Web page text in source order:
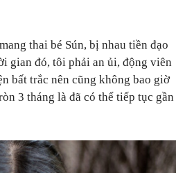
thai bé Sún, bị nhau tiền đạo
gian đó, tôi phải an ủi, động viên
bất trắc nên cũng không bao giờ
3 tháng là đã có thể tiếp tục gần